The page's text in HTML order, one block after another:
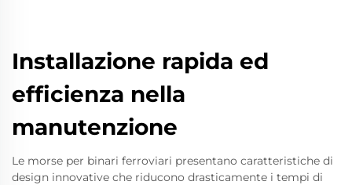
Installazione rapida ed
efficienza nella
manutenzione
Le morse per binari ferroviari presentano caratteristiche di
design innovative che riducono drasticamente i tempi di